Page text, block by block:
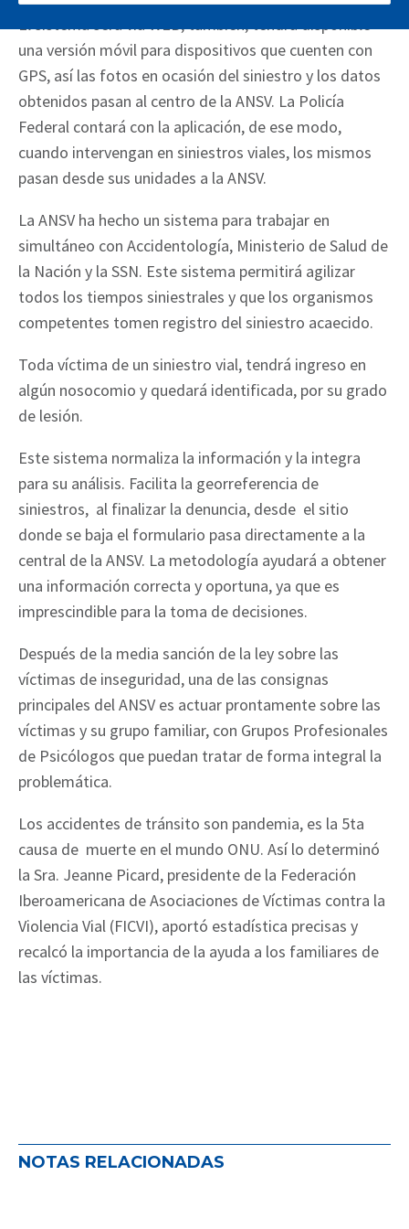
El sistema será vía WEB, también, tendrá disponible
una versión móvil para dispositivos que cuenten con
GPS, así las fotos en ocasión del siniestro y los datos
obtenidos pasan al centro de la ANSV. La Policía
Federal contará con la aplicación, de ese modo,
cuando intervengan en siniestros viales, los mismos
pasan desde sus unidades a la ANSV.
La ANSV ha hecho un sistema para trabajar en
simultáneo con Accidentología, Ministerio de Salud de
la Nación y la SSN. Este sistema permitirá agilizar
todos los tiempos siniestrales y que los organismos
competentes tomen registro del siniestro acaecido.
Toda víctima de un siniestro vial, tendrá ingreso en
algún nosocomio y quedará identificada, por su grado
de lesión.
Este sistema normaliza la información y la integra
para su análisis. Facilita la georreferencia de
siniestros, al finalizar la denuncia, desde el sitio
donde se baja el formulario pasa directamente a la
central de la ANSV. La metodología ayudará a obtener
una información correcta y oportuna, ya que es
imprescindible para la toma de decisiones.
Después de la media sanción de la ley sobre las
víctimas de inseguridad, una de las consignas
principales del ANSV es actuar prontamente sobre las
víctimas y su grupo familiar, con Grupos Profesionales
de Psicólogos que puedan tratar de forma integral la
problemática.
Los accidentes de tránsito son pandemia, es la 5ta
causa de muerte en el mundo ONU. Así lo determinó
la Sra. Jeanne Picard, presidente de la Federación
Iberoamericana de Asociaciones de Víctimas contra la
Violencia Vial (FICVI), aportó estadística precisas y
recalcó la importancia de la ayuda a los familiares de
las víctimas.
NOTAS RELACIONADAS